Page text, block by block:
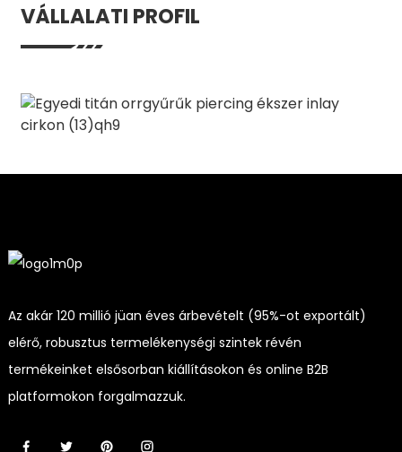
VÁLLALATI PROFIL
Az akár 120 millió jüan éves árbevételt (95%-ot exportált)
elérő, robusztus termelékenységi szintek révén
termékeinket elsősorban kiállításokon és online B2B
platformokon forgalmazzuk.